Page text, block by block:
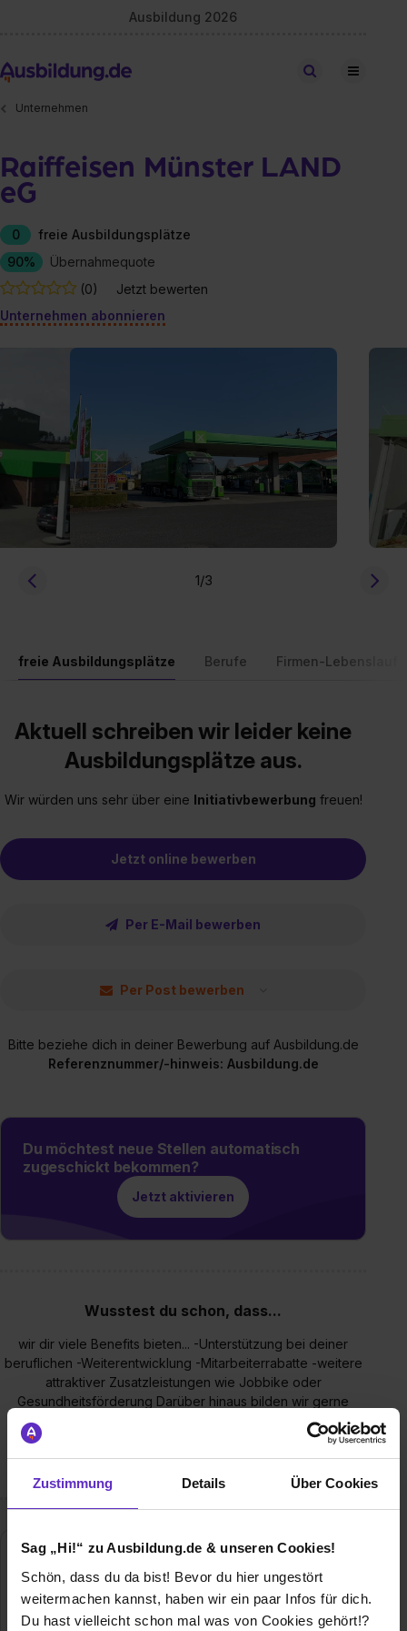
Zustimmung Details Über Cookies
Sag „Hi!“ zu Ausbildung.de & unseren Cookies!
Schön, dass du da bist! Bevor du hier ungestört
weitermachen kannst, haben wir ein paar Infos für dich.
Du hast vielleicht schon mal was von Cookies gehört!?
Ausbildung 2026
Stellen finden
Unternehmen
Raiffeisen Münster LAND
eG
0
freie Ausbildungsplätze
90%
Übernahmequote
(0)
Jetzt bewerten
Unternehmen abonnieren
1/3
freie Ausbildungsplätze Berufe Firmen-Lebenslauf
Aktuell schreiben wir leider keine
Ausbildungsplätze aus.
Wir würden uns sehr über eine Initiativbewerbung freuen!
Jetzt online bewerben
Per E-Mail bewerben
Per Post bewerben
Bitte beziehe dich in deiner Bewerbung auf Ausbildung.de
Referenznummer/-hinweis: Ausbildung.de
Du möchtest neue Stellen automatisch
zugeschickt bekommen?
Jetzt aktivieren
Wusstest du schon, dass...
wir dir viele Benefits bieten... -Unterstützung bei deiner
beruflichen -Weiterentwicklung -Mitarbeiterrabatte -weitere
attraktiver Zusatzleistungen wie Jobbike oder
Gesundheitsförderung Darüber hinaus bilden wir gerne
Leute aus, um Sie auch zukünftig im Unternehmen zu
beschäftigen. Sprich deine Übernahmechancen nach
erfolgreichem Abschluss sind äußerst gut!